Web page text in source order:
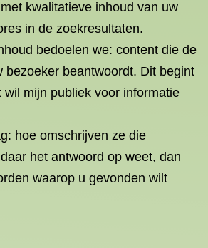
kwalitatieve inhoud van uw
in de zoekresultaten.
bedoelen we: content die de
bezoeker beantwoordt. Dit begint
wil mijn publiek voor informatie
hoe omschrijven ze die
het antwoord op weet, dan
waarop u gevonden wilt